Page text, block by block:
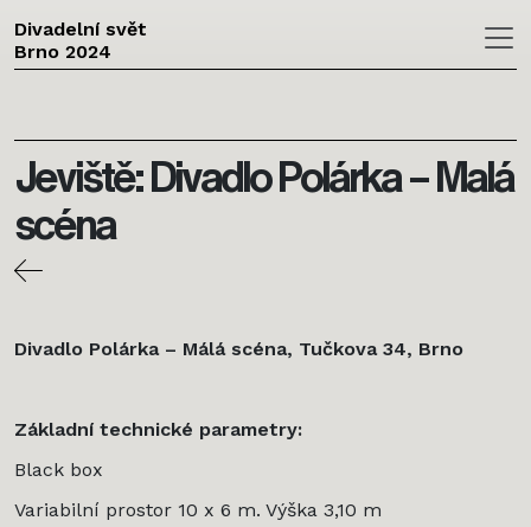
Divadelní svět
Brno 2024
Jeviště: Divadlo Polárka – Malá
scéna
Divadlo Polárka – Málá scéna, Tučkova 34, Brno
Základní technické parametry:
Black box
Variabilní prostor 10 x 6 m. Výška 3,10 m